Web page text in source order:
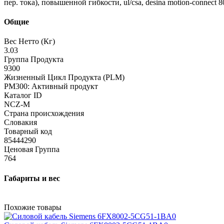
пер. тока), повышенной гибкости, ul/csa, desina motion-connect
Общие
Вес Нетто (Кг)
3.03
Группа Продукта
9300
Жизненный Цикл Продукта (PLM)
PM300: Активный продукт
Каталог ID
NCZ-M
Страна происхождения
Словакия
Товарный код
85444290
Ценовая Группа
764
Габариты и вес
Похожие товары